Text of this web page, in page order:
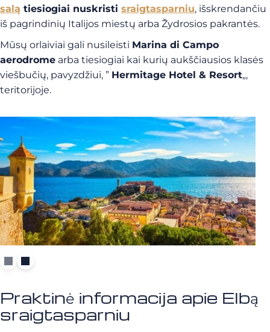
salą tiesiogiai nuskristi sraigtasparniu, išskrendančiu
iš pagrindinių Italijos miestų arba Žydrosios pakrantės.
Mūsų orlaiviai gali nusileisti Marina di Campo
aerodrome arba tiesiogiai kai kurių aukščiausios klasės
viešbučių, pavyzdžiui, ” Hermitage Hotel & Resort„,
teritorijoje.
Praktinė informacija apie Elbą
sraigtasparniu